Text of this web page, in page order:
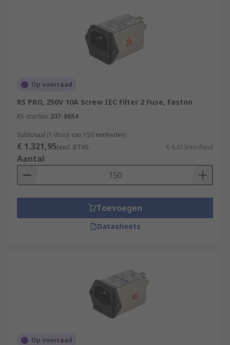
Op voorraad
RS PRO, 250V 10A Screw IEC Filter 2 Fuse, Faston
RS-stocknr. 237-8654
Subtotaal (1 doos van 150 eenheden)
€ 1.321,95(excl. BTW) € 8,813/eenheid
Aantal
Toevoegen
Datasheets
Op voorraad